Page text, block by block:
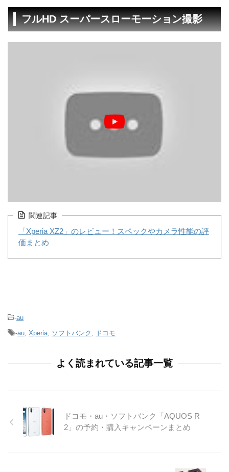
フルHD スーパースローモーション撮影
関連記事
「Xperia XZ2」のレビュー！スペックやカメラ性能の評
価まとめ
-au
-au, Xperia, ソフトバンク , ドコモ
よく読まれている記事一覧
ドコモ・au・ソフトバンク「AQUOS R
2」の予約・購入キャンペーンまとめ